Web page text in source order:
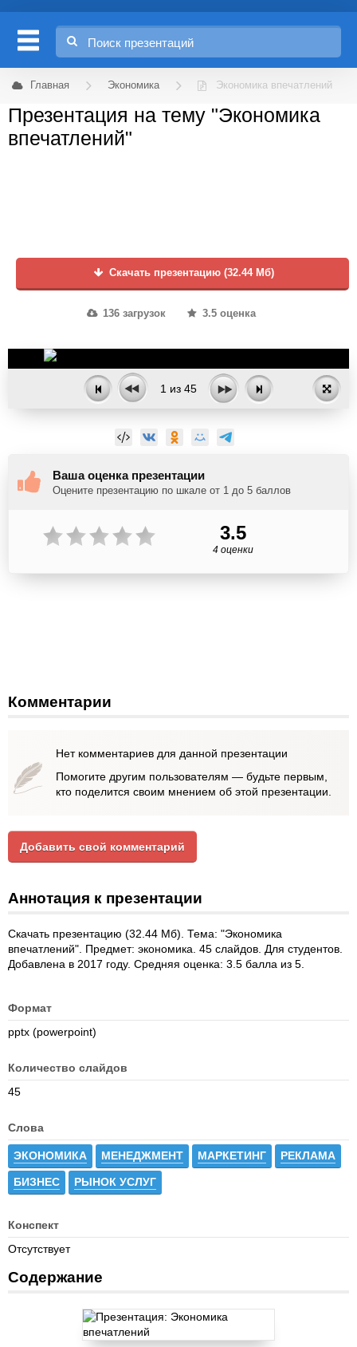
Главная Экономика Экономика впечатлений
Презентация на тему "Экономика
впечатлений"
Скачать презентацию (32.44 Мб)
136 загрузок 3.5 оценка
1 из 45
Ваша оценка презентации
Оцените презентацию по шкале от 1 до 5 баллов
3.5
4 оценки
Комментарии
Нет комментариев для данной презентации
Помогите другим пользователям — будьте первым,
кто поделится своим мнением об этой презентации.
Добавить свой комментарий
Аннотация к презентации
Скачать презентацию (32.44 Мб). Тема: "Экономика
впечатлений". Предмет: экономика. 45 слайдов. Для студентов.
Добавлена в 2017 году. Средняя оценка: 3.5 балла из 5.
Формат
pptx (powerpoint)
Количество слайдов
45
Слова
ЭКОНОМИКА МЕНЕДЖМЕНТ МАРКЕТИНГ РЕКЛАМА
БИЗНЕС РЫНОК УСЛУГ
Конспект
Отсутствует
Содержание